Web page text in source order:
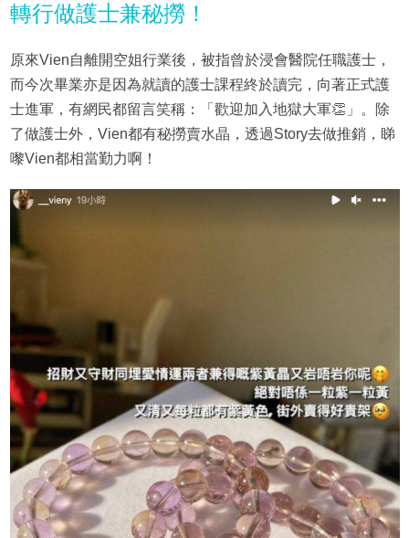
轉行做護士兼秘撈！
原來Vien自離開空姐行業後，被指曾於浸會醫院任職護士，
而今次畢業亦是因為就讀的護士課程終於讀完，向著正式護
士進軍，有網民都留言笑稱：「歡迎加入地獄大軍👏」。除
了做護士外，Vien都有秘撈賣水晶，透過Story去做推銷，睇
嚟Vien都相當勤力啊！